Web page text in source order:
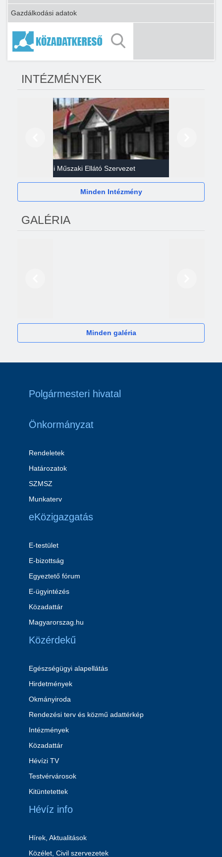
Gazdálkodási adatok
INTÉZMÉNYEK
Gazdasági Műszaki Ellátó Szervezet
Minden Intézmény
GALÉRIA
Minden galéria
Polgármesteri hivatal
Önkormányzat
Rendeletek
Határozatok
SZMSZ
Munkaterv
eKözigazgatás
E-testület
E-bizottság
Egyeztető fórum
E-ügyintézés
Közadattár
Magyarorszag.hu
Közérdekű
Egészségügyi alapellátás
Hirdetmények
Okmányiroda
Rendezési terv és közmű adattérkép
Intézmények
Közadattár
Hévízi TV
Testvérvárosok
Kitüntetettek
Hévíz info
Hírek, Aktualitások
Közélet, Civil szervezetek